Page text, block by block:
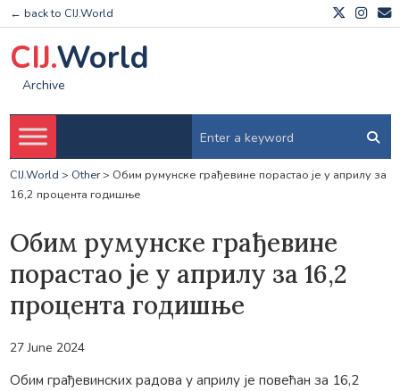
← back to CIJ.World
CIJ.World
Archive
CIJ.World > Other> Обим румунске грађевине порастао је у априлу за
16,2 процента годишње
Обим румунске грађевине
порастао је у априлу за 16,2
процента годишње
27 June 2024
Обим грађевинских радова у априлу је повећан за 16,2